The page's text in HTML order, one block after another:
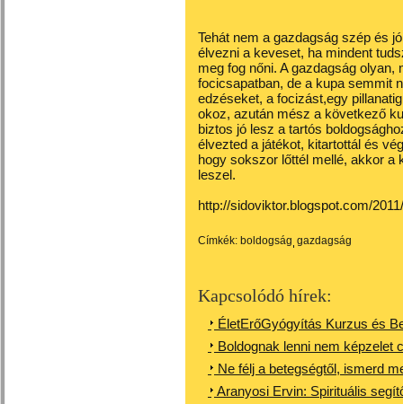
Tehát nem a gazdagság szép és
élvezni a keveset, ha mindent
meg fog nőni. A gazdagság
focicsapatban, de a kupa semmit
edzéseket, a focizást,egy
okoz, azután mész a következő
biztos jó lesz a tartós
élvezted a játékot, kitartottál és
hogy sokszor lőttél mellé, akkor a
leszel.
http://sidoviktor.blogspot.com/
Címkék: boldogság gazdagság
Kapcsolódó hírek:
ÉletErőGyógyítás Kurzus és
Boldognak lenni nem képzelet
Ne félj a betegségtől, ismerd
Aranyosi Ervin: Spirituális